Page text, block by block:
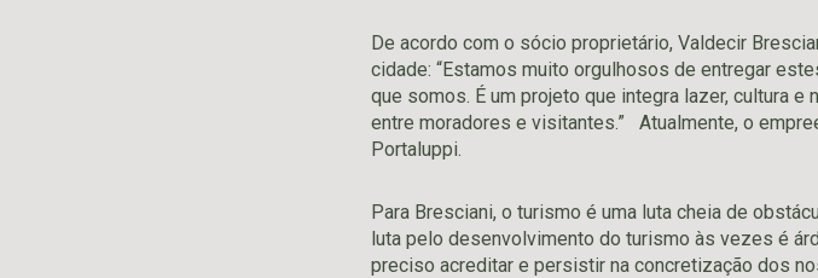
De acordo com o sócio proprietário, Valdecir
cidade: “Estamos muito orgulhosos de entregar
que somos. É um projeto que integra lazer, cultura
entre moradores e visitantes.” Atualmente, o
Portaluppi.
Para Bresciani, o turismo é uma luta cheia de
luta pelo desenvolvimento do turismo às vezes é
preciso acreditar e persistir na concretização dos